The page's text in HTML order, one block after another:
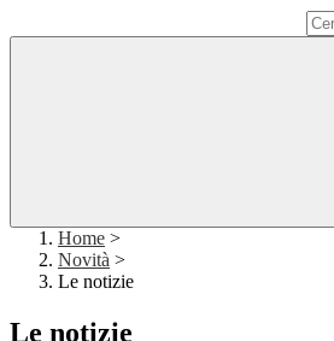
Home >
Novità >
Le notizie
Le notizie